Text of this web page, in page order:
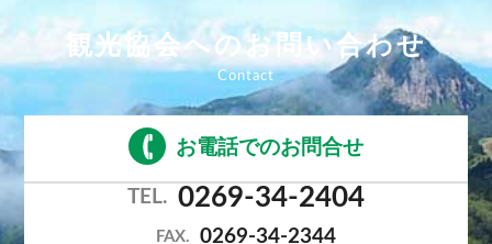
観光協会へのお問い合わせ
お電話でのお問合せ
TEL. 0269-34-2404
FAX. 0269-34-2344